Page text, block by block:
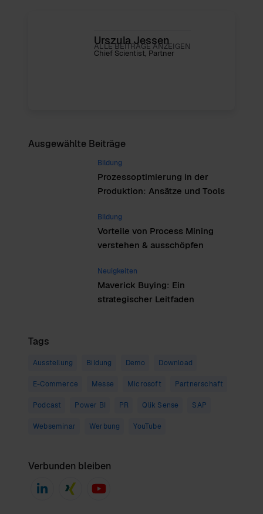
Urszula Jessen
Chief Scientist, Partner
ALLE BEITRÄGE ANZEIGEN
Ausgewählte Beiträge
Bildung
Prozessoptimierung in der
Produktion: Ansätze und Tools
Bildung
Vorteile von Process Mining
verstehen & ausschöpfen
Neuigkeiten
Maverick Buying: Ein
strategischer Leitfaden
Tags
Ausstellung Bildung Demo Download
E-Commerce Messe Microsoft Partnerschaft
Podcast Power BI PR Qlik Sense SAP
Webseminar Werbung YouTube
Verbunden bleiben